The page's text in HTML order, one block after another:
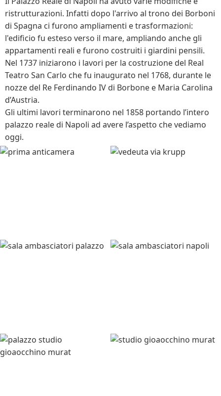
ristrutturazioni. Infatti dopo l'arrivo al trono dei Borboni
di Spagna ci furono ampliamenti e trasformazioni:
l'edificio fu esteso verso il mare, ampliando anche gli
appartamenti reali e furono costruiti i giardini pensili.
Nel 1737 iniziarono i lavori per la costruzione del Real
Teatro San Carlo che fu inaugurato nel 1768, durante le
nozze del Re Ferdinando IV di Borbone e Maria Carolina
d’Austria.
Gli ultimi lavori terminarono nel 1858 portando l’intero
palazzo reale di Napoli ad avere l’aspetto che vediamo
oggi.